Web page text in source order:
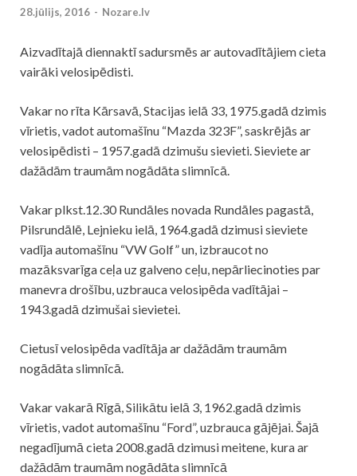
28.jūlijs, 2016 - Nozare.lv
Aizvadītajā diennaktī sadursmēs ar autovadītājiem cieta
vairāki velosipēdisti.
Vakar no rīta Kārsavā, Stacijas ielā 33, 1975.gadā dzimis
vīrietis, vadot automašīnu “Mazda 323F”, saskrējās ar
velosipēdisti – 1957.gadā dzimušu sievieti. Sieviete ar
dažādām traumām nogādāta slimnīcā.
Vakar plkst.12.30 Rundāles novada Rundāles pagastā,
Pilsrundālē, Lejnieku ielā, 1964.gadā dzimusi sieviete
vadīja automašīnu “VW Golf” un, izbraucot no
mazāksvarīga ceļa uz galveno ceļu, nepārliecinoties par
manevra drošību, uzbrauca velosipēda vadītājai –
1943.gadā dzimušai sievietei.
Cietusī velosipēda vadītāja ar dažādām traumām
nogādāta slimnīcā.
Vakar vakarā Rīgā, Silikātu ielā 3, 1962.gadā dzimis
vīrietis, vadot automašīnu “Ford”, uzbrauca gājējai. Šajā
negadījumā cieta 2008.gadā dzimusi meitene, kura ar
dažādām traumām nogādāta slimnīcā